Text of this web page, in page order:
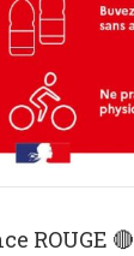
ROUGE 🔴